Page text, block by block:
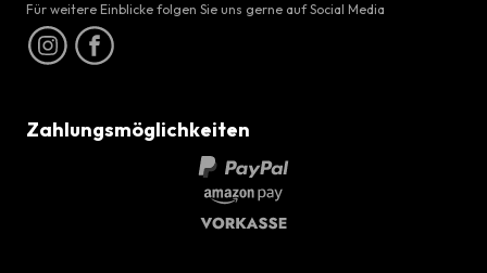
Für weitere Einblicke folgen Sie uns gerne auf Social Media
Zahlungsmöglichkeiten